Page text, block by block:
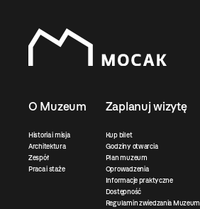
O Muzeum
Historia i misja
Architektura
Zespół
Praca i staże
Zaplanuj wizytę
Kup bilet
Godziny otwarcia
Plan muzeum
Oprowadzenia
Informacje praktyczne
Dostępność
Regulamin zwiedzania Muzeum